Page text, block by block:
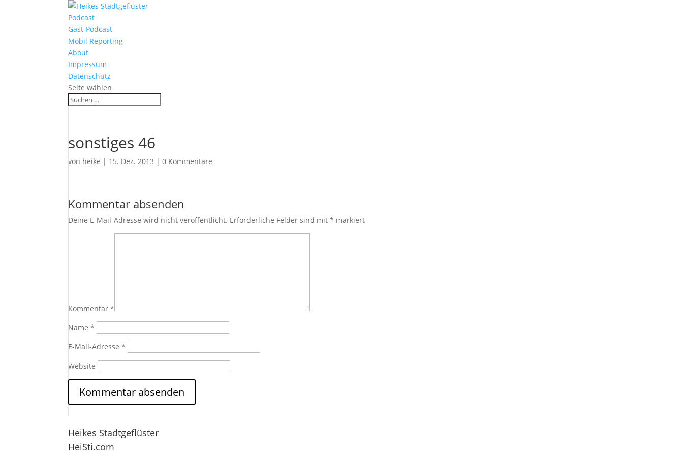
Podcast
Gast-Podcast
Mobil Reporting
About
Impressum
Datenschutz
Seite wählen
sonstiges 46
von heike | 15. Dez. 2013 |0 Kommentare
Kommentar absenden
Deine E-Mail-Adresse wird nicht veröffentlicht. Erforderliche Felder sind mit* markiert
Kommentar*
Name*
E-Mail-Adresse*
Website
Heikes Stadtgeflüster
HeiSti.com